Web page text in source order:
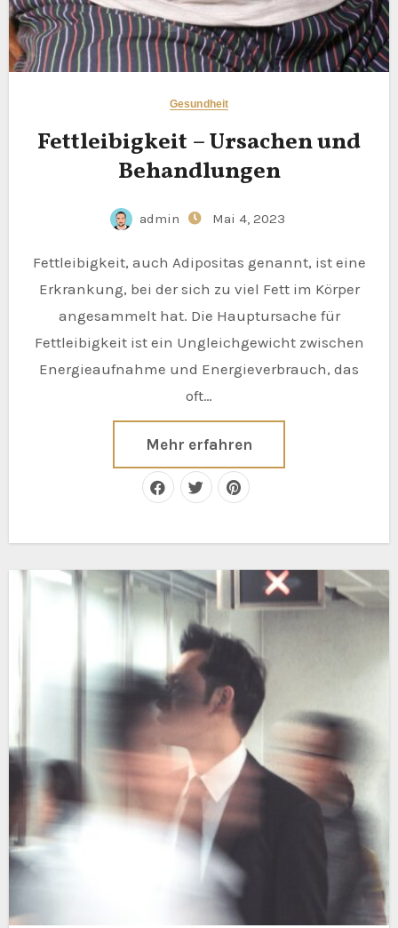
Gesundheit
Fettleibigkeit – Ursachen und
Behandlungen
admin Mai 4, 2023
Fettleibigkeit, auch Adipositas genannt, ist eine
Erkrankung, bei der sich zu viel Fett im Körper
angesammelt hat. Die Hauptursache für
Fettleibigkeit ist ein Ungleichgewicht zwischen
Energieaufnahme und Energieverbrauch, das
oft…
Mehr erfahren